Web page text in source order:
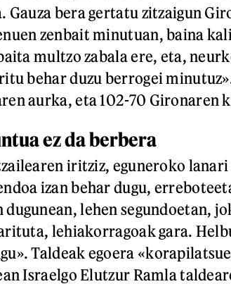
Gauza bera gertatu zitzaigun
zenbait minutuan, baina
multzo zabala ere, eta,
behar duzu berrogei
aurka, eta 102-70 Gironaren
ez da berbera
iritziz, eguneroko
izan behar dugu,
dugunean, lehen segundoetan,
lehiakorragoak gara.
Taldeak egoera
Israelgo Elutzur Ramla